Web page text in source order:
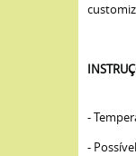
-
-